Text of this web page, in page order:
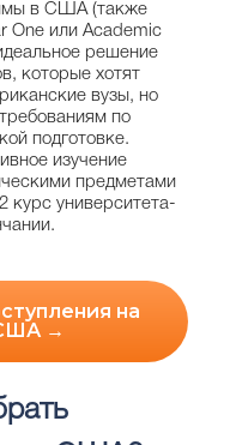
в США (также
One или Academic
решение
которые хотят
вузы, но
по
подготовке.
изучение
предметами
курс университета-
на
→